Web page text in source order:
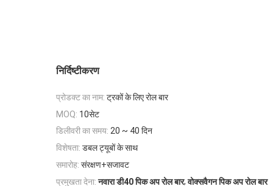
निर्दिष्टीकरण
प्रोडक्ट का नाम: ट्रकों के लिए रोल बार
MOQ: 10सेट
डिलीवरी का समय: 20 ~ 40 दिन
विशेषता: डबल ट्यूबों के साथ
समारोह: संरक्षण+सजावट
प्रमुखता देना: नवारा डी40 पिक अप रोल बार,वोक्सवैगन पिक अप रोल बार